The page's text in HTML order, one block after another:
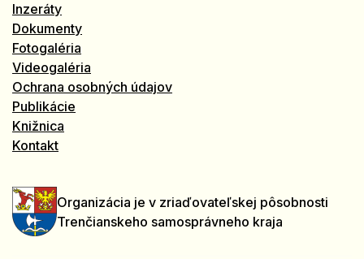
Inzeráty
Dokumenty
Fotogaléria
Videogaléria
Ochrana osobných údajov
Publikácie
Knižnica
Kontakt
Organizácia je v zriaďovateľskej pôsobnosti
Trenčianskeho samosprávneho kraja